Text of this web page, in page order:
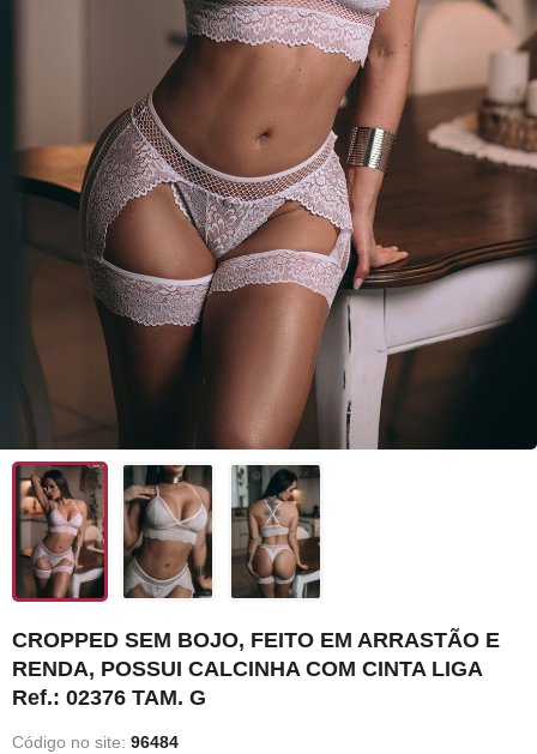
CROPPED SEM BOJO, FEITO EM ARRASTÃO E
RENDA, POSSUI CALCINHA COM CINTA LIGA
Ref.: 02376 TAM. G
Código no site: 96484